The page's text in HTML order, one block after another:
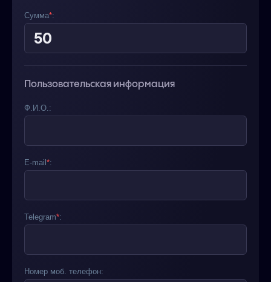
Сумма*:
Пользовательская информация
Ф.И.О.:
E-mail *:
Telegram*:
Номер моб. телефон: